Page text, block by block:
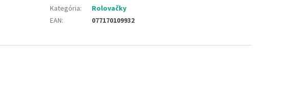
Kategória:
Rolovačky
EAN: 077170109932